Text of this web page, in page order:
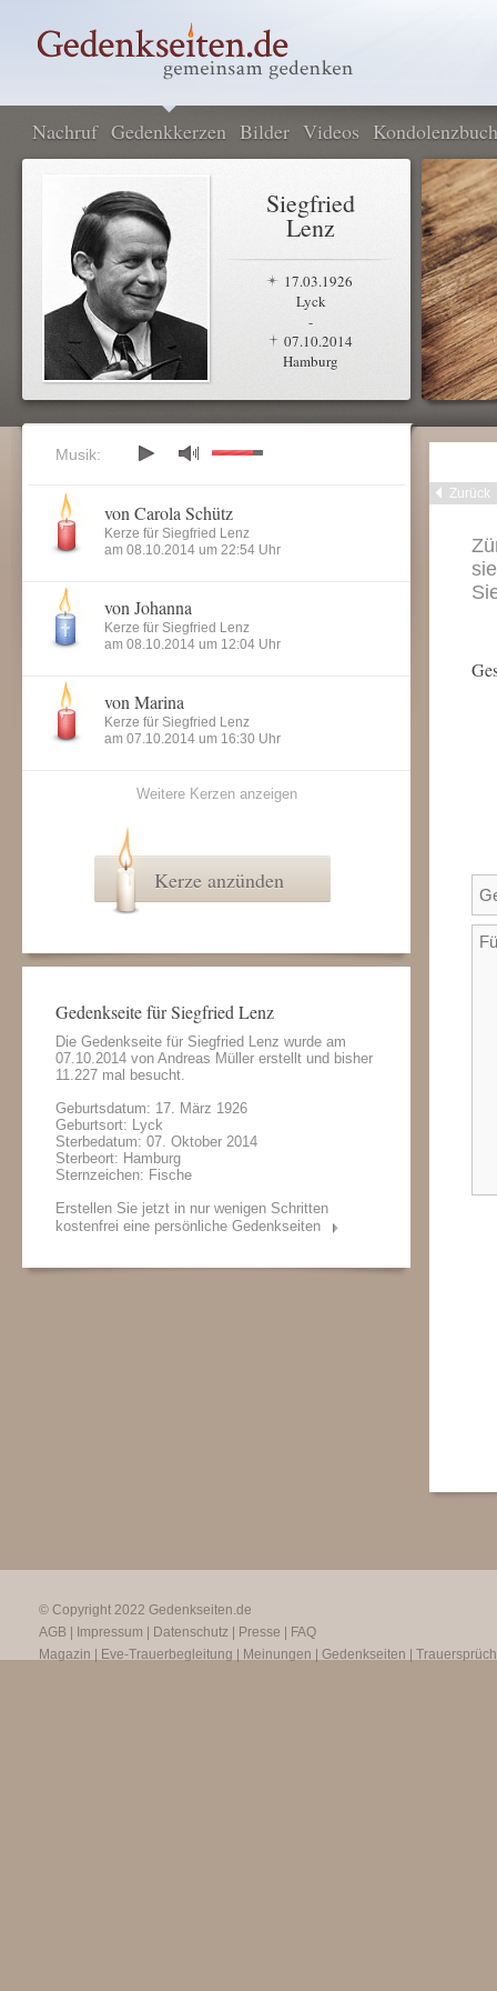
Nachruf Gedenkkerzen Bilder Videos Kondolenzbuch
Siegfried
Lenz
17.03.1926
Lyck
-
07.10.2014
Hamburg
Zurück
Musik:
von Carola Schütz
Kerze für Siegfried Lenz
am 08.10.2014 um 22:54 Uhr
von Johanna
Kerze für Siegfried Lenz
am 08.10.2014 um 12:04 Uhr
von Marina
Kerze für Siegfried Lenz
am 07.10.2014 um 16:30 Uhr
Weitere Kerzen anzeigen
Kerze anzünden
Gedenkseite für Siegfried Lenz
Die Gedenkseite für Siegfried Lenz wurde am
07.10.2014 von Andreas Müller erstellt und bisher
11.227 mal besucht.
Geburtsdatum: 17. März 1926
Geburtsort: Lyck
Sterbedatum: 07. Oktober 2014
Sterbeort: Hamburg
Sternzeichen: Fische
Erstellen Sie jetzt in nur wenigen Schritten
kostenfrei eine persönliche Gedenkseiten
© Copyright 2022 Gedenkseiten.de
AGB
Impressum Datenschutz Presse
FAQ
Magazin
Eve-Trauerbegleitung Meinungen Gedenkseiten